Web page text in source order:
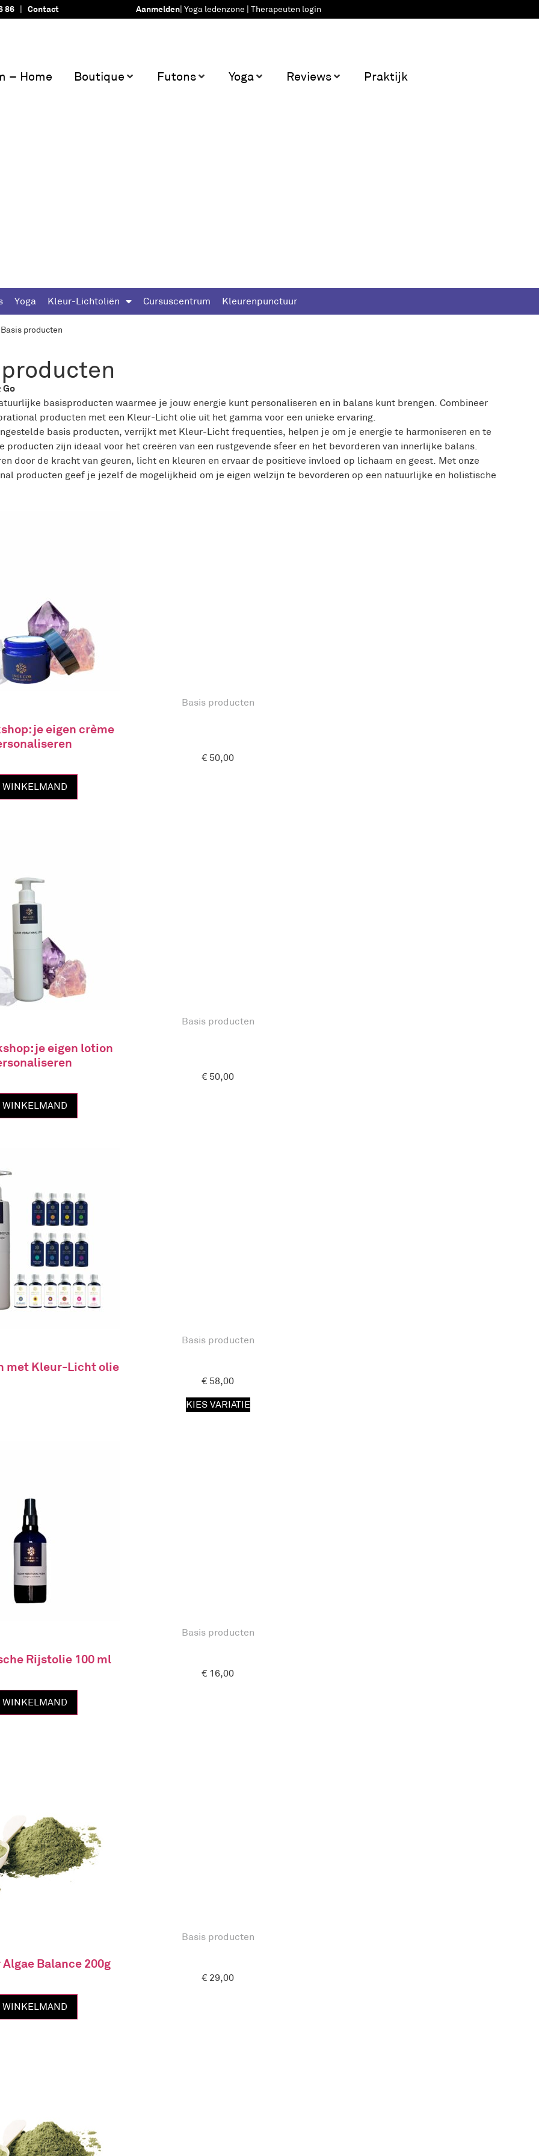
86 | Contact Aanmelden| Yoga ledenzone | Therapeuten login
– Home Boutique Futons Yoga Reviews Praktijk
Yoga Kleur-Lichtoliën Cursuscentrum Kleurenpunctuur
Basis producten
basisproducten waarmee je jouw energie kunt personaliseren en in balans kunt brengen. Combineer
producten met een Kleur-Licht olie uit het gamma voor een unieke ervaring.
basis producten, verrijkt met Kleur-Licht frequenties, helpen je om je energie te harmoniseren en te
producten zijn ideaal voor het creëren van een rustgevende sfeer en het bevorderen van innerlijke balans.
door de kracht van geuren, licht en kleuren en ervaar de positieve invloed op lichaam en geest. Met onze
producten geef je jezelf de mogelijkheid om je eigen welzijn te bevorderen op een natuurlijke en holistische
Basis producten
je eigen crème
€ 50,00
Basis producten
je eigen lotion
€ 50,00
Basis producten
met Kleur-Licht olie
€ 58,00
KIES VARIATIE
Basis producten
Rijstolie 100 ml
€ 16,00
Basis producten
Balance 200g
€ 29,00